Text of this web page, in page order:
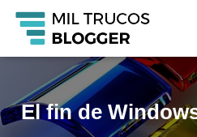
El fin de